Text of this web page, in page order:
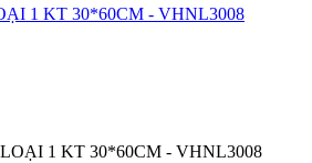
1 KT 30*60CM - VHNL3008